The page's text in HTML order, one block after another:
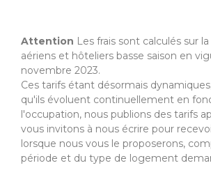
Attention Les frais sont calculés sur
aériens et hôteliers basse saison en
novembre 2023.
Ces tarifs étant désormais
qu'ils évoluent continuellement en
l'occupation, nous publions des tarifs
vous invitons à nous écrire pour
lorsque nous vous le proposerons,
période et du type de logement